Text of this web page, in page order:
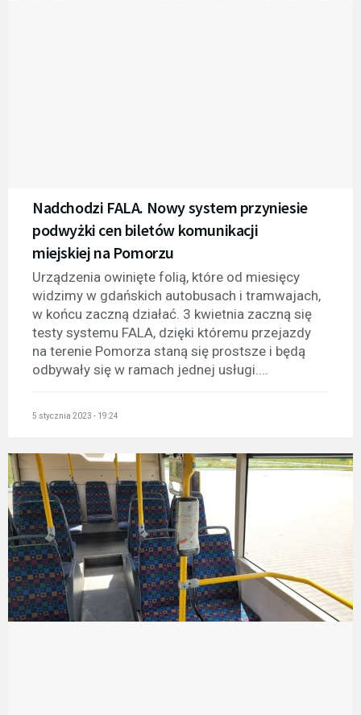
Nadchodzi FALA. Nowy system przyniesie
podwyżki cen biletów komunikacji
miejskiej na Pomorzu
Urządzenia owinięte folią, które od miesięcy
widzimy w gdańskich autobusach i tramwajach,
w końcu zaczną działać. 3 kwietnia zaczną się
testy systemu FALA, dzięki któremu przejazdy
na terenie Pomorza staną się prostsze i będą
odbywały się w ramach jednej usługi....
5 stycznia 2023 - 19:24